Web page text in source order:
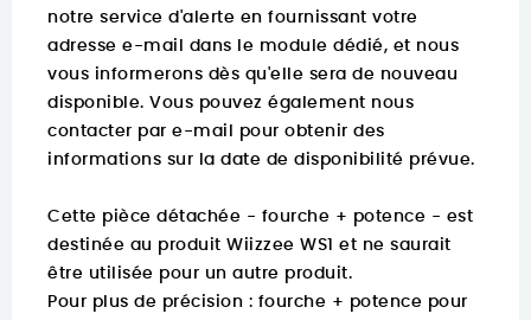
notre service d'alerte en fournissant votre
adresse e-mail dans le module dédié, et nous
vous informerons dès qu'elle sera de nouveau
disponible. Vous pouvez également nous
contacter par e-mail pour obtenir des
informations sur la date de disponibilité prévue.
Cette pièce détachée - fourche + potence - est
destinée au produit Wiizzee WS1 et ne saurait
être utilisée pour un autre produit.
Pour plus de précision : fourche + potence pour